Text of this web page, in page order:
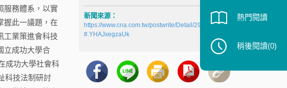
服務體系，以實
握此一議題，在
工業策進會科技
立成功大學合
成功大學社會科
科技法制研討
新聞來源：
https://www.cna.com.tw/postwrite/Detail/290678.aspx
#.YHAJxegzaUk
熱門閱讀
稍後閱讀(0)